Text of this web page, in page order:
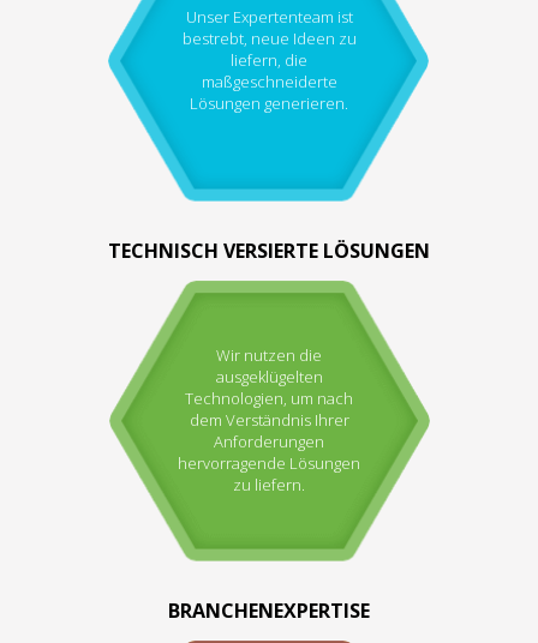
Unser Expertenteam ist
bestrebt, neue Ideen zu
liefern, die
maßgeschneiderte
Lösungen generieren.
TECHNISCH VERSIERTE LÖSUNGEN
Wir nutzen die
ausgeklügelten
Technologien, um nach
dem Verständnis Ihrer
Anforderungen
hervorragende Lösungen
zu liefern.
BRANCHENEXPERTISE